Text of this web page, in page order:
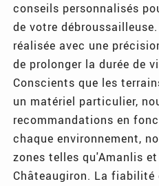
conseils personnalisés
de votre
réalisée avec une
de prolonger la durée de
Conscients que les
un matériel particulier,
recommandations en
chaque environnement,
zones telles qu'Amanlis
Châteaugiron. La